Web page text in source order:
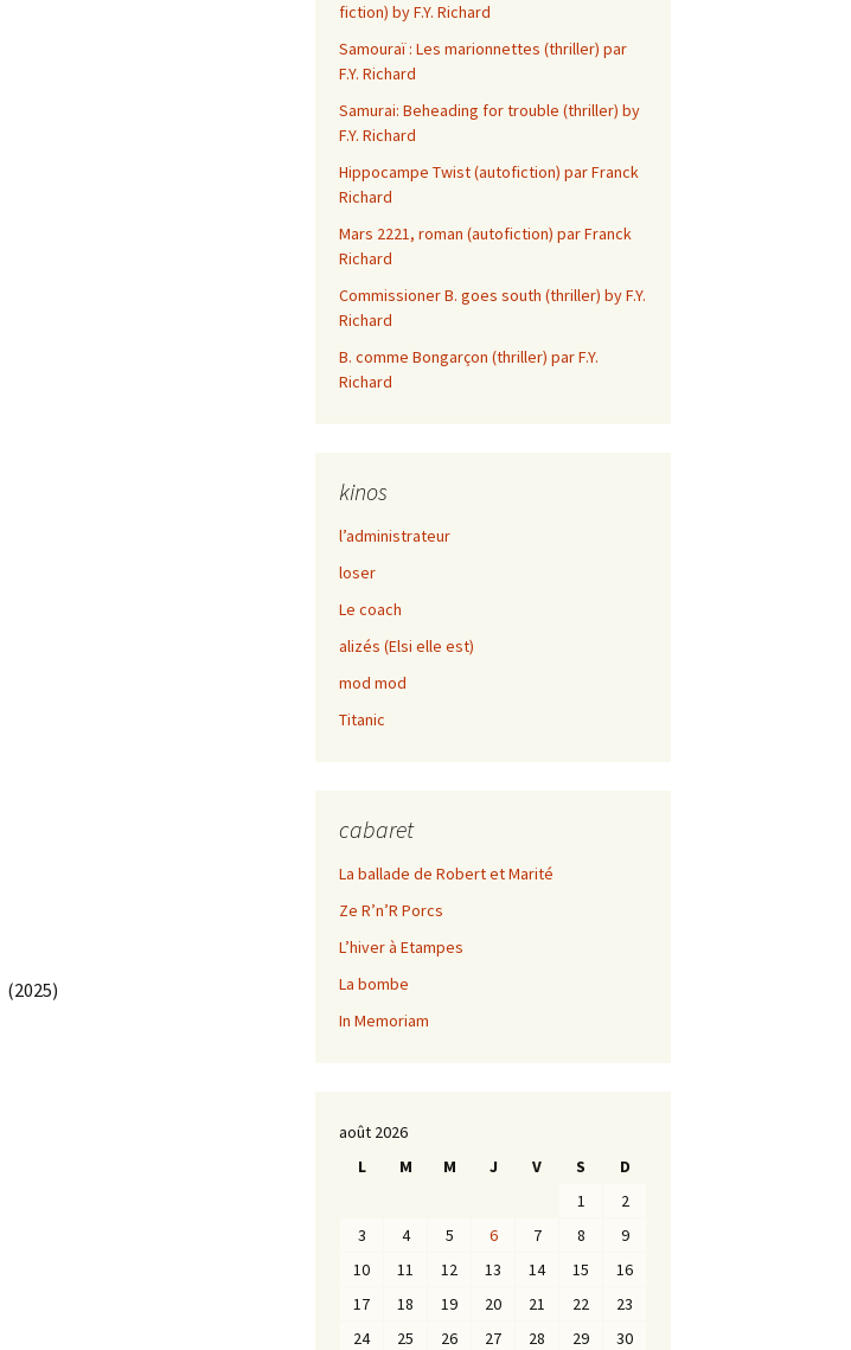
(2025)
fiction) by F.Y. Richard
Samouraï : Les marionnettes (thriller) par
F.Y. Richard
Samurai: Beheading for trouble (thriller) by
F.Y. Richard
Hippocampe Twist (autofiction) par Franck
Richard
Mars 2221, roman (autofiction) par Franck
Richard
Commissioner B. goes south (thriller) by F.Y.
Richard
B. comme Bongarçon (thriller) par F.Y.
Richard
kinos
l’administrateur
loser
Le coach
alizés (Elsi elle est)
mod mod
Titanic
cabaret
La ballade de Robert et Marité
Ze R’n’R Porcs
L’hiver à Etampes
La bombe
In Memoriam
août 2026
L
M M J V S
D
1
2
3
4 5 6 7 8
9
10
11 12 13 14 15
16
17
18 19 20 21 22
23
24
25 26 27 28 29
30